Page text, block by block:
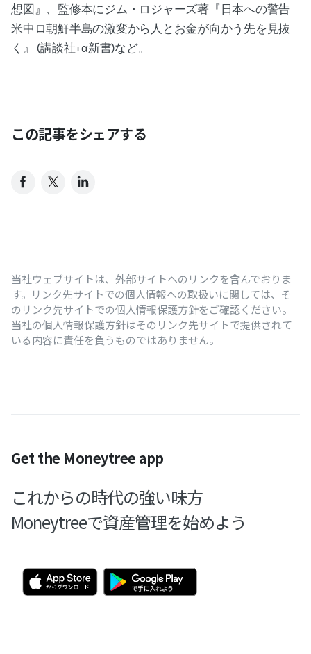
想図』、監修本にジム・ロジャーズ著『日本への警告
米中ロ朝鮮半島の激変から人とお金が向かう先を見抜
く』 (講談社+α新書)など。
この記事をシェアする
当社ウェブサイトは、外部サイトへのリンクを含んでおりま
す。リンク先サイトでの個人情報への取扱いに関しては、そ
のリンク先サイトでの個人情報保護方針をご確認ください。
当社の個人情報保護方針はそのリンク先サイトで提供されて
いる内容に責任を負うものではありません。
Get the Moneytree app
これからの時代の強い味方
Moneytreeで資産管理を始めよう